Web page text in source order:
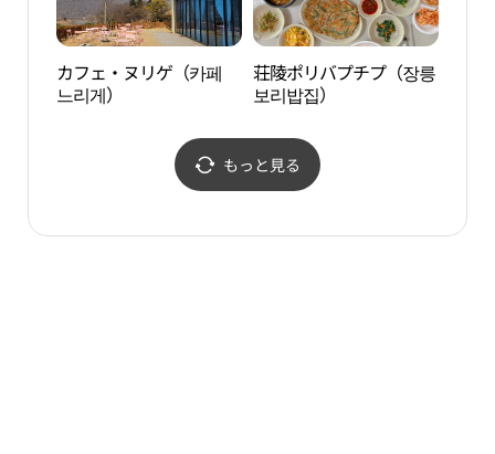
カフェ・ヌリゲ（카페
느리게）
荘陵ポリバプチプ（장릉
보리밥집）
もっと見る